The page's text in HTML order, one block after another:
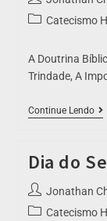
Catecismo
A Doutrina
Trindade, A
Continue Lendo
Dia do
Jonathan
Catecismo